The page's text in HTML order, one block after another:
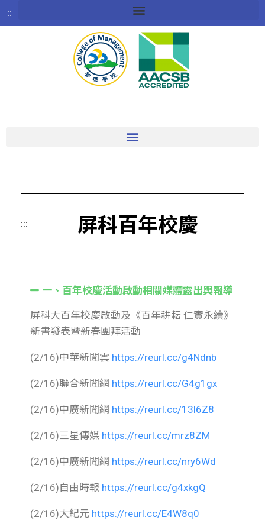
:::
::: 屏科百年校慶
一、百年校慶活動啟動相關媒體露出與報導
屏科大百年校慶啟動及《百年耕耘 仁實永續》
新書發表暨新春團拜活動
(2/16)中華新聞雲 https://reurl.cc/g4Ndnb
(2/16)聯合新聞網 https://reurl.cc/G4g1gx
(2/16)中廣新聞網 https://reurl.cc/13l6Z8
(2/16)三星傳媒 https://reurl.cc/mrz8ZM
(2/16)中廣新聞網 https://reurl.cc/nry6Wd
(2/16)自由時報 https://reurl.cc/g4xkgQ
(2/16)大紀元 https://reurl.cc/E4W8q0